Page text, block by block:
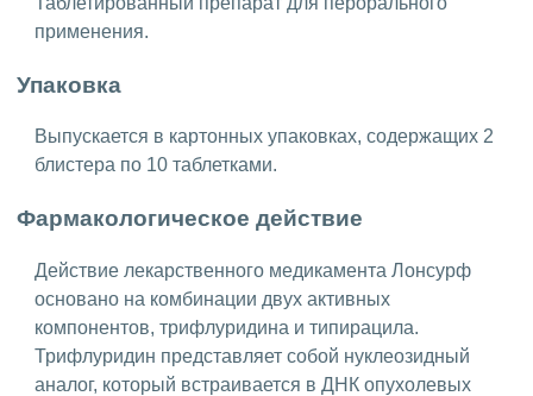
применения.
Упаковка
Выпускается в картонных упаковках, содержащих 2
блистера по 10 таблетками.
Фармакологическое действие
Действие лекарственного медикамента Лонсурф
основано на комбинации двух активных
компонентов, трифлуридина и типирацила.
Трифлуридин представляет собой нуклеозидный
аналог, который встраивается в ДНК опухолевых